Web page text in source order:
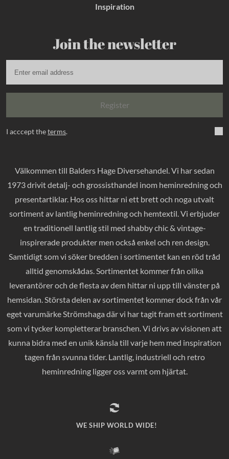
Inspiration
Join the newsletter
Register
I acccept theterms.
Välkommen till Balders Hage Diversehandel. Vi har sedan
1973 drivit detalj- och grossisthandel inom heminredning och
presentartiklar. Hos oss hittar ni ett brett och noga utvalt
sortiment av lantlig heminredning och hemtextil. Vi erbjuder
en traditionell lantlig stil med shabby chic & vintage-
inspirerade produkter men också enkel och ren design.
Samtidigt som vi söker bredden i sortimentet kan en röd tråd
alltid genomskådas. Sortimentet kommer från olika
leverantörer och de flesta av dem hittar ni upp till vänster på
hemsidan. Största delen av sortimentet kommer dock från vår
eget varumärke Strömshaga där vi har tagit fram ett sortiment
som vi tycker kompletterar branschen. Vi drivs av visionen att
kunna bidra med en unik känsla till varje hem med inspiration
tagen från svunna tider. Lantlig, industriell och retro
heminredning ligger oss varmt om hjärtat.
WE SHIP WORLD WIDE!